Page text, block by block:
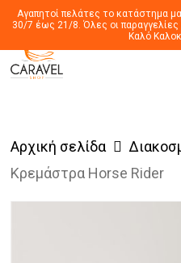
Αγαπητοί πελάτες το κατάστημα
30/7 έως 21/8. Όλες οι
Καλό
Skip
mainProducts
search
Αρχική σελίδα
Κρεμάστρα Horse Rider